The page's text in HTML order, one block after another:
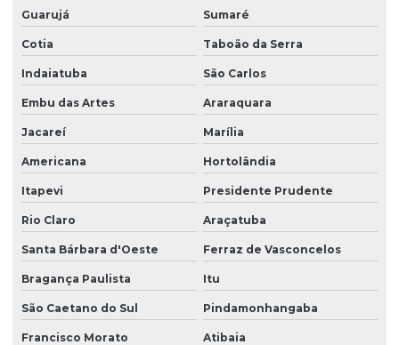
Empresa de serviço terceirizado
Empresa de serviços terceirizados
Empresa de serviços terceirizados de limpeza
Empresa de terceirização de limpeza
Empresa de terceirização de mão de obra
Empresa terceirização recepcionista
Empresa de terceirização de serviços gerais
Empresa de terceirização de serviços de limpeza
Empresa terceirização de zelador
Guarujá Sumaré
Cotia Taboão da Serra
Indaiatuba São Carlos
Embu das Artes Araraquara
Jacareí Marília
Americana Hortolândia
Itapevi Presidente Prudente
Rio Claro Araçatuba
Santa Bárbara d'Oeste Ferraz de Vasconcelos
Bragança Paulista Itu
São Caetano do Sul Pindamonhangaba
Francisco Morato Atibaia